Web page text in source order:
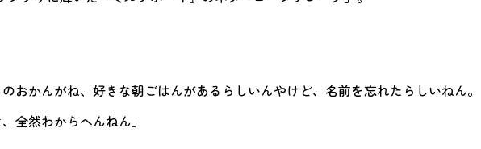
おかんがね、好きな朝ごはんがあるらしいんやけど、名前を忘れたらしいねん。
全然わからへんねん」